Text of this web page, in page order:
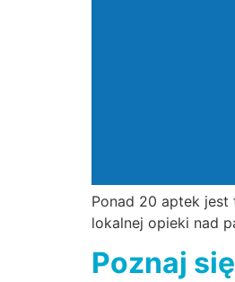
Ponad 20 aptek jest
lokalnej opieki nad
Poznaj